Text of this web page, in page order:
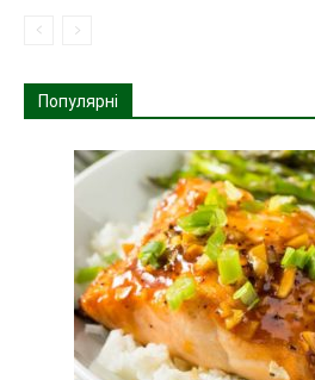
Популярні